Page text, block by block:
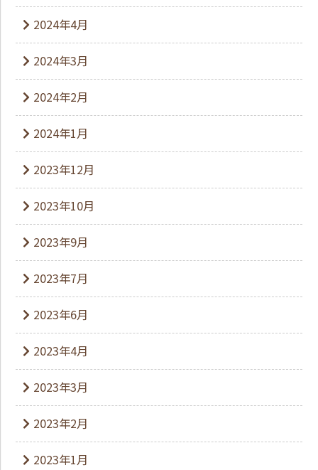
2024年4月
2024年3月
2024年2月
2024年1月
2023年12月
2023年10月
2023年9月
2023年7月
2023年6月
2023年4月
2023年3月
2023年2月
2023年1月